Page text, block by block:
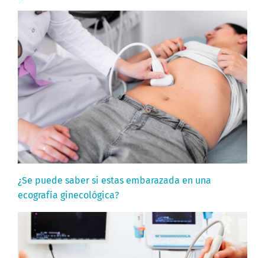
¿Se puede saber si estas embarazada en una
ecografía ginecológica?